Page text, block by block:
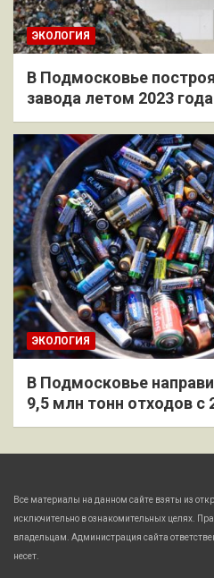
ЭКОЛОГИЯ
В Подмосковье
завода летом 2023 года
ЭКОЛОГИЯ
В Подмосковье
9,5 млн тонн отходов с
Все материалы на данном сайте взяты из
исключительно в ознакомительных целях.
владельцам. Администрация сайта
несет.